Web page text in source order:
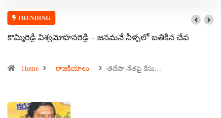
TRENDING
కొమ్మిరెడ్డి విశ్వమోహనరెడ్డి – జనమనే నీళ్ళలో బతికిన చేప
Home రాజకీయాలు తెదేపా నేతపై కేసు…